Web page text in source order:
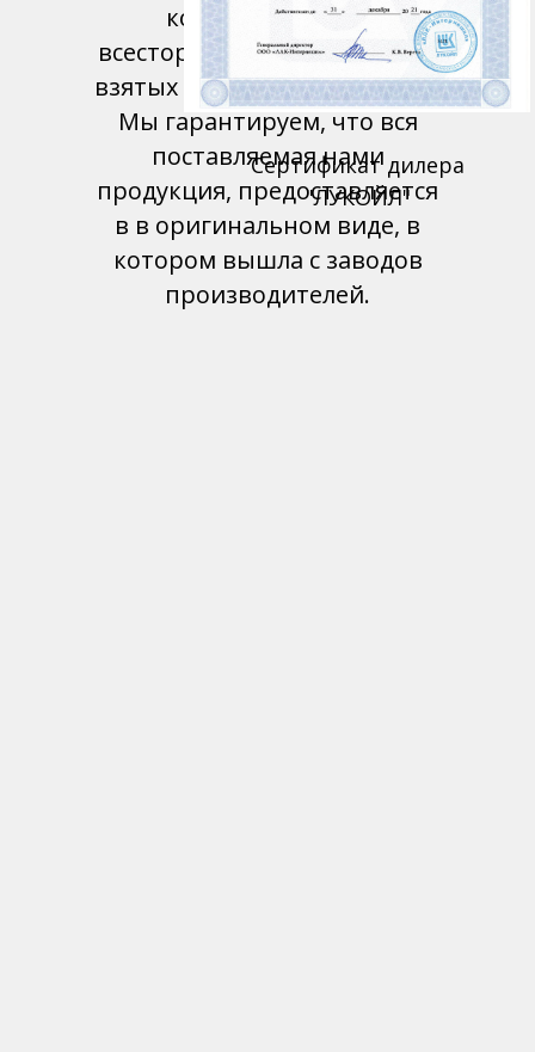
короткие сроки с
всесторонним соблюдением
взятых на себя обязательств.
Мы гарантируем, что вся
поставляемая нами
продукция, предоставляется
в в оригинальном виде, в
котором вышла с заводов
производителей.
Сертификат дилера
"ЛУКОЙЛ"